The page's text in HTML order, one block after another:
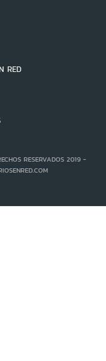
RED
RESERVADOS 2019 -